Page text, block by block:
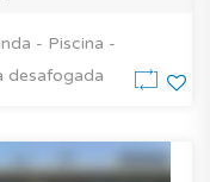
- Piscina -
desafogada